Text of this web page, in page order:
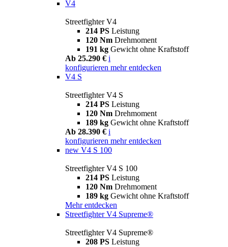
V4
Streetfighter V4
214 PS Leistung
120 Nm Drehmoment
191 kg Gewicht ohne Kraftstoff
Ab 25.290 € i
konfigurieren mehr entdecken
V4 S
Streetfighter V4 S
214 PS Leistung
120 Nm Drehmoment
189 kg Gewicht ohne Kraftstoff
Ab 28.390 € i
konfigurieren mehr entdecken
new V4 S 100
Streetfighter V4 S 100
214 PS Leistung
120 Nm Drehmoment
189 kg Gewicht ohne Kraftstoff
Mehr entdecken
Streetfighter V4 Supreme®
Streetfighter V4 Supreme®
208 PS Leistung